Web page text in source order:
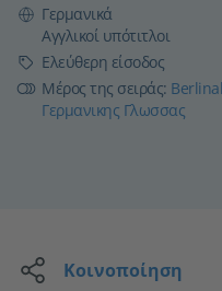
ΓλώσσαΓερμανικά
Αγγλικοί υπότιτλοι
ΤιμήΕλεύθερη είσοδος
Μέρος της σειράς:
Γερμανικης Γλωσσας
Κοινοποίηση